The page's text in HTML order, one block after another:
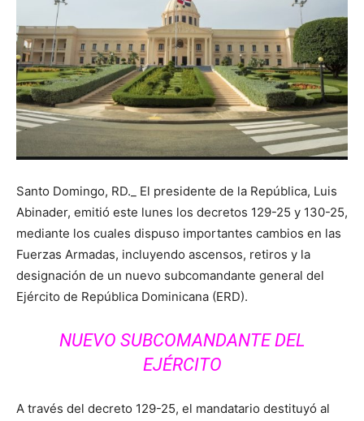
Santo Domingo, RD._ El presidente de la República, Luis
Abinader, emitió este lunes los decretos 129-25 y 130-25,
mediante los cuales dispuso importantes cambios en las
Fuerzas Armadas, incluyendo ascensos, retiros y la
designación de un nuevo subcomandante general del
Ejército de República Dominicana (ERD).
NUEVO SUBCOMANDANTE DEL
EJÉRCITO
A través del decreto 129-25, el mandatario destituyó al